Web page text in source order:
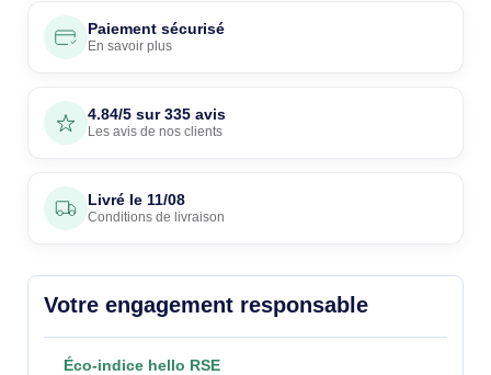
Paiement sécurisé
En savoir plus
4.84/5 sur 335 avis
Les avis de nos clients
Livré le 11/08
Conditions de livraison
Votre engagement responsable
Éco-indice hello RSE